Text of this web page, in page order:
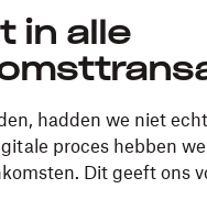
in alle
hadden we niet
proces hebben
Dit geeft ons